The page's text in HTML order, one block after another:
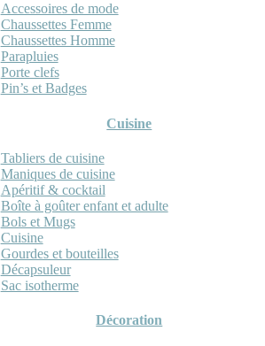
Accessoires de mode
Chaussettes Femme
Chaussettes Homme
Parapluies
Porte clefs
Pin’s et Badges
Cuisine
Tabliers de cuisine
Maniques de cuisine
Apéritif & cocktail
Boîte à goûter enfant et adulte
Bols et Mugs
Cuisine
Gourdes et bouteilles
Décapsuleur
Sac isotherme
Décoration